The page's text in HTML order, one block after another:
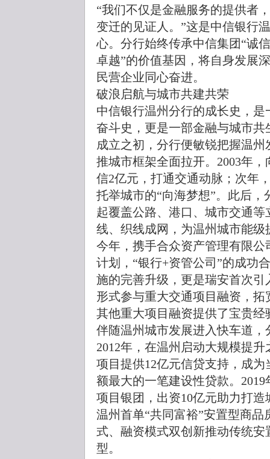
“我们不仅是金融服务的提供者
变迁的见证人。”这是中信银行
心。分行始终传承中信集团“诚
卓越”的价值基因，将自身发展
民营企业同心奋进。
破浪启航与城市共建共荣
中信银行温州分行的成长史，
奋斗史，更是一部金融与城市共
成立之初，分行便敏锐把握温
推城市框架全面拉开。2003年
信2亿元，打通交通动脉；次年
托举城市的“向海梦想”。此后
起覆盖公路、港口、城市交通
线、织线成网，为温州城市能
今年，携手合众资产管理有限
计划，“银行+资管公司”的成功
施的完善升级，更是瑞安首次
形式参与重大交通项目融资，
其他重大项目融资提供了宝贵经
伴随温州城市发展进入快车道
2012年，在温州启动大规模提
项目提供12亿元信贷支持，成
额最大的一笔建设性贷款。
项目银团，出资10亿元助力打
温州首单“共同富裕”安置型商
式、融资模式双创新推动传统
型。